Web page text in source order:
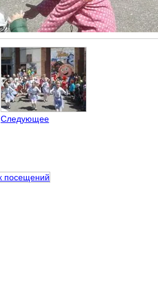
Следующее